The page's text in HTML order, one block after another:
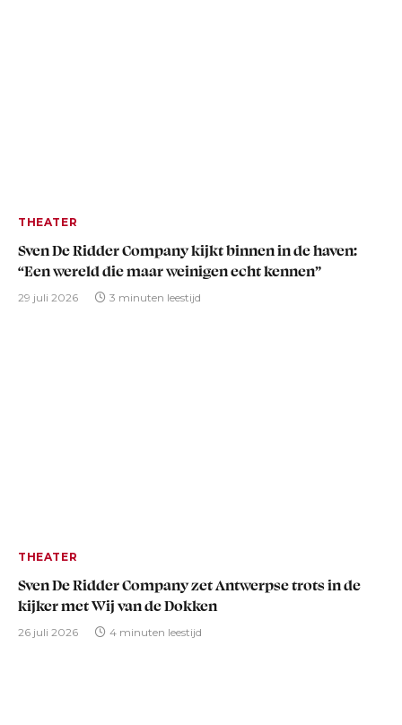
THEATER
Sven De Ridder Company kijkt binnen in de haven:
“Een wereld die maar weinigen echt kennen”
29 juli 2026 3 minuten leestijd
THEATER
Sven De Ridder Company zet Antwerpse trots in de
kijker met Wij van de Dokken
26 juli 2026 4 minuten leestijd